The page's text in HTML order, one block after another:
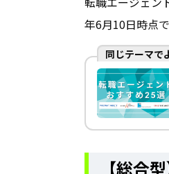
年6月10日時点
同じテーマで
【総合